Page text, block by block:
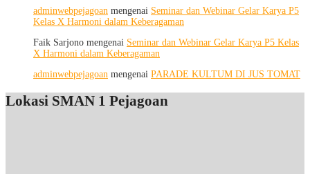
Menumbuhkan
Kepedulian
adminwebpejagoan mengenai Seminar dan Webinar Gelar Karya P5
Kelas X Harmoni dalam Keberagaman
Faik Sarjono mengenai Seminar dan Webinar Gelar Karya P5 Kelas
X Harmoni dalam Keberagaman
adminwebpejagoan mengenai PARADE KULTUM DI JUS TOMAT
Lokasi SMAN 1 Pejagoan